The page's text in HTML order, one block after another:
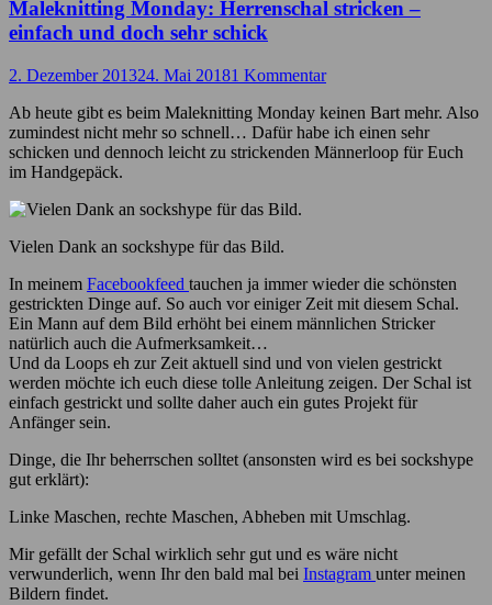
Maleknitting Monday: Herrenschal stricken –
einfach und doch sehr schick
2. Dezember 201324. Mai 20181 Kommentar
Ab heute gibt es beim Maleknitting Monday keinen Bart mehr. Also
zumindest nicht mehr so schnell… Dafür habe ich einen sehr
schicken und dennoch leicht zu strickenden Männerloop für Euch
im Handgepäck.
Vielen Dank an sockshype für das Bild.
In meinem Facebookfeed tauchen ja immer wieder die schönsten
gestrickten Dinge auf. So auch vor einiger Zeit mit diesem Schal.
Ein Mann auf dem Bild erhöht bei einem männlichen Stricker
natürlich auch die Aufmerksamkeit…
Und da Loops eh zur Zeit aktuell sind und von vielen gestrickt
werden möchte ich euch diese tolle Anleitung zeigen. Der Schal ist
einfach gestrickt und sollte daher auch ein gutes Projekt für
Anfänger sein.
Dinge, die Ihr beherrschen solltet (ansonsten wird es bei sockshype
gut erklärt):
Linke Maschen, rechte Maschen, Abheben mit Umschlag.
Mir gefällt der Schal wirklich sehr gut und es wäre nicht
verwunderlich, wenn Ihr den bald mal bei Instagram unter meinen
Bildern findet.